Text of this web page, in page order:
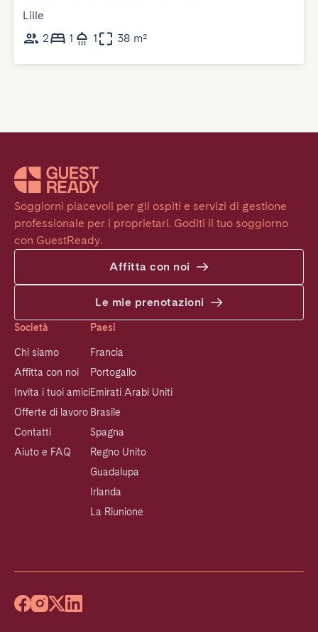
Lille
2
1 1 38 m²
Soggiorni piacevoli per gli ospiti e servizi di gestione
professionale per i proprietari. Goditi il tuo soggiorno
con GuestReady.
Affitta con noi
Le mie prenotazioni
Società
Chi siamo
Affitta con noi
Invita i tuoi amici
Offerte di lavoro
Contatti
Aiuto e FAQ
Paesi
Francia
Portogallo
Emirati Arabi Uniti
Brasile
Spagna
Regno Unito
Guadalupa
Irlanda
La Riunione